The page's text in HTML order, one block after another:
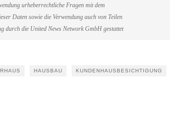
urheberrechtliche Fragen mit dem
Daten sowie die Verwendung auch von Teilen
durch die United News Network GmbH gestattet
HAUSBAU KUNDENHAUSBESICHTIGUNG